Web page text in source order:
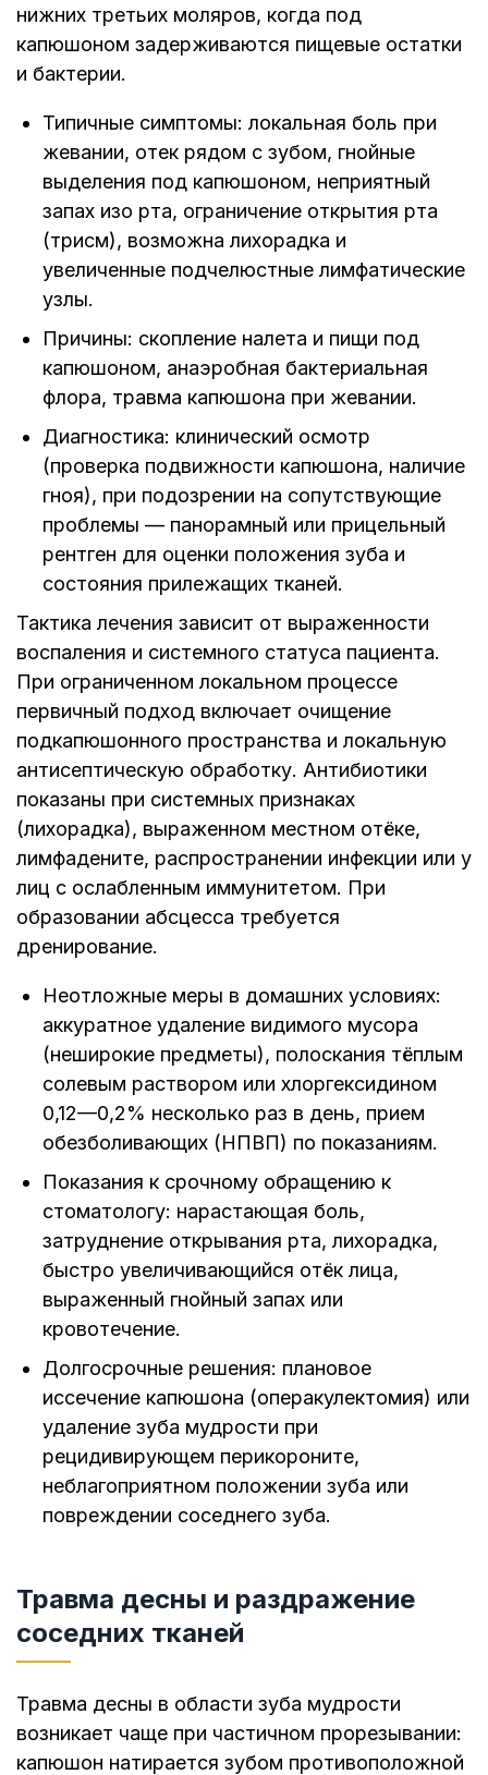
нижних третьих моляров, когда под
капюшоном задерживаются пищевые остатки
и бактерии.
Типичные симптомы: локальная боль при
жевании, отек рядом с зубом, гнойные
выделения под капюшоном, неприятный
запах изо рта, ограничение открытия рта
(трисм), возможна лихорадка и
увеличенные подчелюстные лимфатические
узлы.
Причины: скопление налета и пищи под
капюшоном, анаэробная бактериальная
флора, травма капюшона при жевании.
Диагностика: клинический осмотр
(проверка подвижности капюшона, наличие
гноя), при подозрении на сопутствующие
проблемы — панорамный или прицельный
рентген для оценки положения зуба и
состояния прилежащих тканей.
Тактика лечения зависит от выраженности
воспаления и системного статуса пациента.
При ограниченном локальном процессе
первичный подход включает очищение
подкапюшонного пространства и локальную
антисептическую обработку. Антибиотики
показаны при системных признаках
(лихорадка), выраженном местном отёке,
лимфадените, распространении инфекции или у
лиц с ослабленным иммунитетом. При
образовании абсцесса требуется
дренирование.
Неотложные меры в домашних условиях:
аккуратное удаление видимого мусора
(неширокие предметы), полоскания тёплым
солевым раствором или хлоргексидином
0,12—0,2% несколько раз в день, прием
обезболивающих (НПВП) по показаниям.
Показания к срочному обращению к
стоматологу: нарастающая боль,
затруднение открывания рта, лихорадка,
быстро увеличивающийся отёк лица,
выраженный гнойный запах или
кровотечение.
Долгосрочные решения: плановое
иссечение капюшона (операкулектомия) или
удаление зуба мудрости при
рецидивирующем перикороните,
неблагоприятном положении зуба или
повреждении соседнего зуба.
Травма десны и раздражение
соседних тканей
Травма десны в области зуба мудрости
возникает чаще при частичном прорезывании:
капюшон натирается зубом противоположной